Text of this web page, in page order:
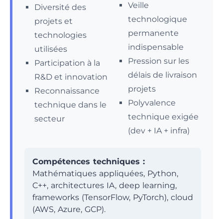
Diversité des
projets et
technologies
utilisées
Participation à la
R&D et innovation
Reconnaissance
technique dans le
secteur
Veille
technologique
permanente
indispensable
Pression sur les
délais de livraison
projets
Polyvalence
technique exigée
(dev + IA + infra)
Compétences techniques :
Mathématiques appliquées, Python,
C++, architectures IA, deep learning,
frameworks (TensorFlow, PyTorch), cloud
(AWS, Azure, GCP).